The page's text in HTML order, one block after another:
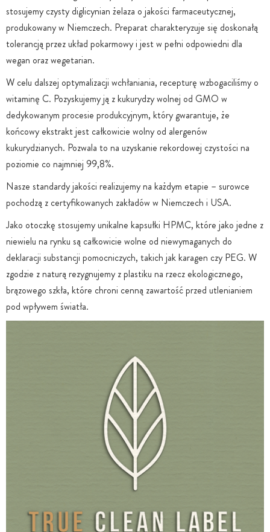
stosujemy czysty diglicynian żelaza o jakości farmaceutycznej,
produkowany w Niemczech. Preparat charakteryzuje się doskonałą
tolerancją przez układ pokarmowy i jest w pełni odpowiedni dla
wegan oraz wegetarian.
W celu dalszej optymalizacji wchłaniania, recepturę wzbogaciliśmy o
witaminę C. Pozyskujemy ją z kukurydzy wolnej od GMO w
dedykowanym procesie produkcyjnym, który gwarantuje, że
końcowy ekstrakt jest całkowicie wolny od alergenów
kukurydzianych. Pozwala to na uzyskanie rekordowej czystości na
poziomie co najmniej 99,8%.
Nasze standardy jakości realizujemy na każdym etapie – surowce
pochodzą z certyfikowanych zakładów w Niemczech i USA.
Jako otoczkę stosujemy unikalne kapsułki HPMC, które jako jedne z
niewielu na rynku są całkowicie wolne od niewymaganych do
deklaracji substancji pomocniczych, takich jak karagen czy PEG. W
zgodzie z naturą rezygnujemy z plastiku na rzecz ekologicznego,
brązowego szkła, które chroni cenną zawartość przed utlenianiem
pod wpływem światła.